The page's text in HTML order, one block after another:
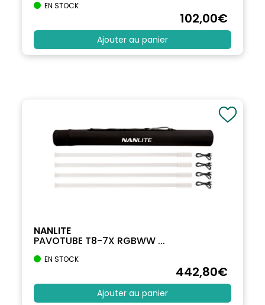
EN STOCK
102,00€
Ajouter au panier
NANLITE
PAVOTUBE T8-7X RGBWW ...
EN STOCK
442,80€
Ajouter au panier